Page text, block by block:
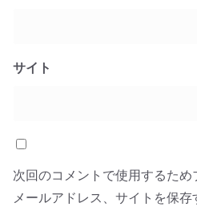
サイト
次回のコメントで使用するため
メールアドレス、サイトを保存